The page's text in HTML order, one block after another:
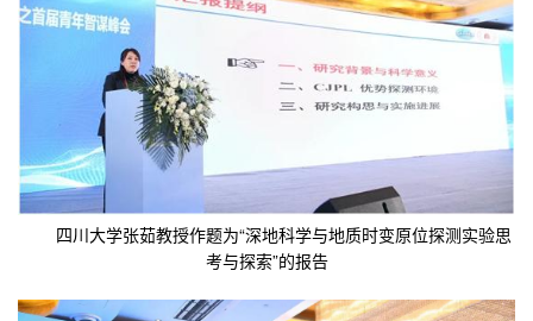
四川大学张茹教授作题为“深地科学与地质时变原位探测实验思
考与探索”的报告